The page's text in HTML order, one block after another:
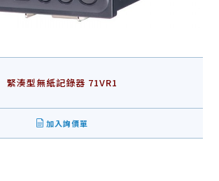
緊湊型無紙記錄器 71VR1
加入詢價單